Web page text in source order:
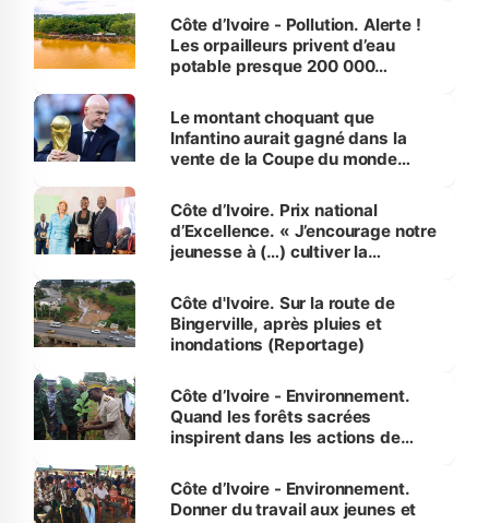
Côte d’Ivoire - Pollution. Alerte !
Les orpailleurs privent d’eau
potable presque 200 000
Le montant choquant que
Infantino aurait gagné dans la
vente de la Coupe du monde
Côte d’Ivoire. Prix national
d’Excellence. « J’encourage notre
jeunesse à (…) cultiver la
(Alassane Ouattara
Côte d'Ivoire. Sur la route de
Bingerville, après pluies et
inondations (Reportage)
Côte d’Ivoire - Environnement.
Quand les forêts sacrées
inspirent dans les actions de
Côte d’Ivoire - Environnement.
Donner du travail aux jeunes et